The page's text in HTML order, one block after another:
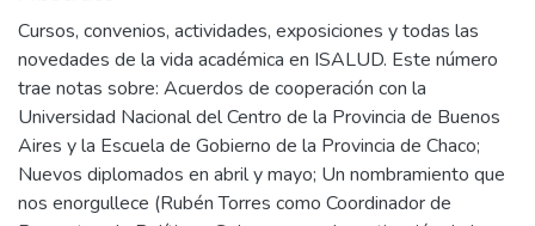
Cursos, convenios, actividades, exposiciones y todas las
novedades de la vida académica en ISALUD. Este número
trae notas sobre: Acuerdos de cooperación con la
Universidad Nacional del Centro de la Provincia de Buenos
Aires y la Escuela de Gobierno de la Provincia de Chaco;
Nuevos diplomados en abril y mayo; Un nombramiento que
nos enorgullece (Rubén Torres como Coordinador de